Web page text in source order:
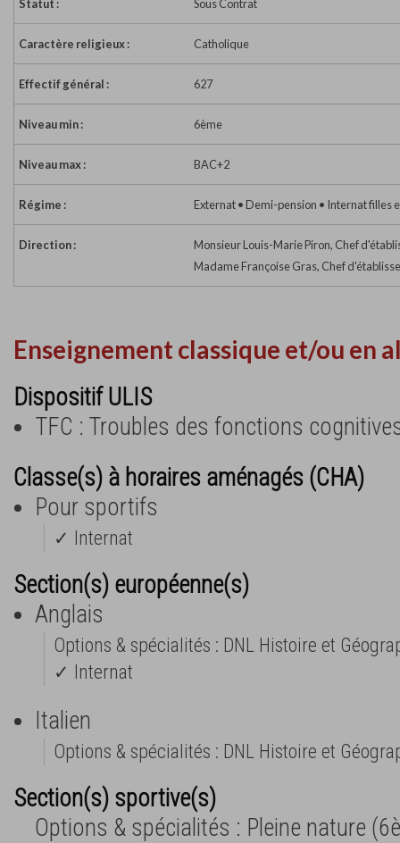
Statut : Sous Contrat
Caractère religieux : Catholique
Effectif général : 627
Niveau min : 6ème
Niveau max : BAC+2
Régime : Externat • Demi-pension • Internat filles
Direction :
Monsieur Louis-Marie Piron, Chef
Madame Françoise Gras, Chef
Enseignement classique et/ou en
Dispositif ULIS
TFC : Troubles des fonctions
Classe(s) à horaires aménagés (CHA)
Pour sportifs
✓ Internat
Section(s) européenne(s)
Anglais
Options & spécialités : DNL Histoire et
✓ Internat
Italien
Options & spécialités : DNL Histoire et
Section(s) sportive(s)
Options & spécialités : Pleine nature